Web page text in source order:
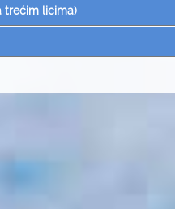
trećim licima)